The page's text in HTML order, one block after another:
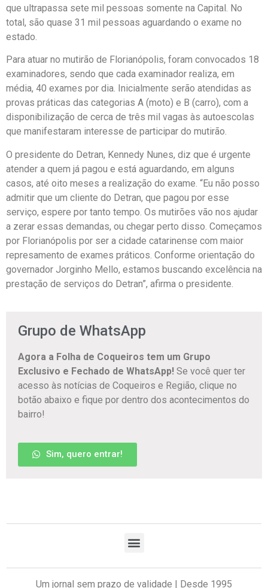
que ultrapassa sete mil pessoas somente na Capital. No
total, são quase 31 mil pessoas aguardando o exame no
estado.
Para atuar no mutirão de Florianópolis, foram convocados 18
examinadores, sendo que cada examinador realiza, em
média, 40 exames por dia. Inicialmente serão atendidas as
provas práticas das categorias A (moto) e B (carro), com a
disponibilização de cerca de três mil vagas às autoescolas
que manifestaram interesse de participar do mutirão.
O presidente do Detran, Kennedy Nunes, diz que é urgente
atender a quem já pagou e está aguardando, em alguns
casos, até oito meses a realização do exame. “Eu não posso
admitir que um cliente do Detran, que pagou por esse
serviço, espere por tanto tempo. Os mutirões vão nos ajudar
a zerar essas demandas, ou chegar perto disso. Começamos
por Florianópolis por ser a cidade catarinense com maior
represamento de exames práticos. Conforme orientação do
governador Jorginho Mello, estamos buscando excelência na
prestação de serviços do Detran”, afirma o presidente.
Grupo de WhatsApp
Agora a Folha de Coqueiros tem um Grupo
Exclusivo e Fechado de WhatsApp! Se você quer ter
acesso às notícias de Coqueiros e Região, clique no
botão abaixo e fique por dentro dos acontecimentos do
bairro!
Sim, quero entrar!
Um jornal sem prazo de validade | Desde 1995